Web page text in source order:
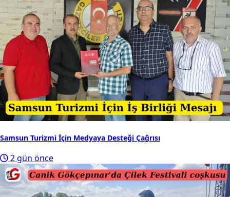
Samsun Turizmi İçin Medyaya Desteği Çağrısı
2 gün önce